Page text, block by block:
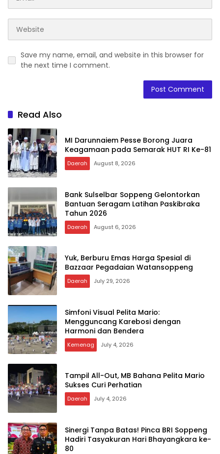
Save my name, email, and website in this browser for
the next time I comment.
Read Also
MI Darunnaiem Pesse Borong Juara
Keagamaan pada Semarak HUT RI Ke-81
Daerah August 8, 2026
Bank Sulselbar Soppeng Gelontorkan
Bantuan Seragam Latihan Paskibraka
Tahun 2026
Daerah August 6, 2026
Yuk, Berburu Emas Harga Spesial di
Bazzaar Pegadaian Watansoppeng
Daerah July 29, 2026
Simfoni Visual Pelita Mario:
Mengguncang Karebosi dengan
Harmoni dan Bendera
Kemenag July 4, 2026
Tampil All-Out, MB Bahana Pelita Mario
Sukses Curi Perhatian
Daerah July 4, 2026
Sinergi Tanpa Batas! Pinca BRI Soppeng
Hadiri Tasyakuran Hari Bhayangkara ke-
80